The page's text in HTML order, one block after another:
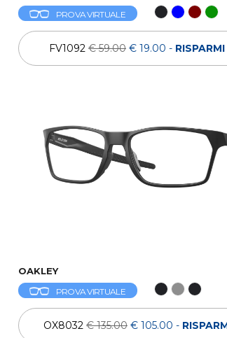
PROVA VIRTUALE
FV1092 € 59.00 € 19.00 -
OAKLEY
PROVA VIRTUALE
OX8032 € 135.00 € 105.00 -